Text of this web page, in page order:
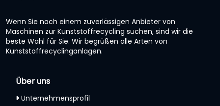
Wenn Sie nach einem zuverlässigen Anbieter von
Maschinen zur Kunststoffrecycling suchen, sind wir die
beste Wahl für Sie. Wir begrüßen alle Arten von
Kunststoffrecyclinganlagen.
Über uns
Unternehmensprofil